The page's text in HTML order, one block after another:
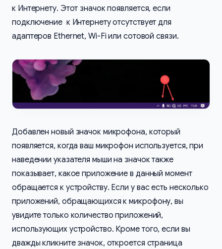
к Интернету. Этот значок появляется, если
подключение к Интернету отсутствует для
адаптеров Ethernet, Wi-Fi или сотовой связи.
Добавлен новый значок микрофона, который
появляется, когда ваш микрофон используется, при
наведении указателя мыши на значок также
показывает, какое приложение в данный момент
обращается к устройству. Если у вас есть несколько
приложений, обращающихся к микрофону, вы
увидите только количество приложений,
использующих устройство. Кроме того, если вы
дважды кликните значок, откроется страница